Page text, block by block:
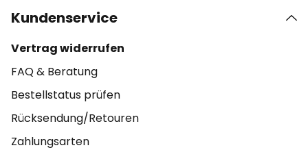
Kundenservice
Vertrag widerrufen
FAQ & Beratung
Bestellstatus prüfen
Rücksendung/Retouren
Zahlungsarten